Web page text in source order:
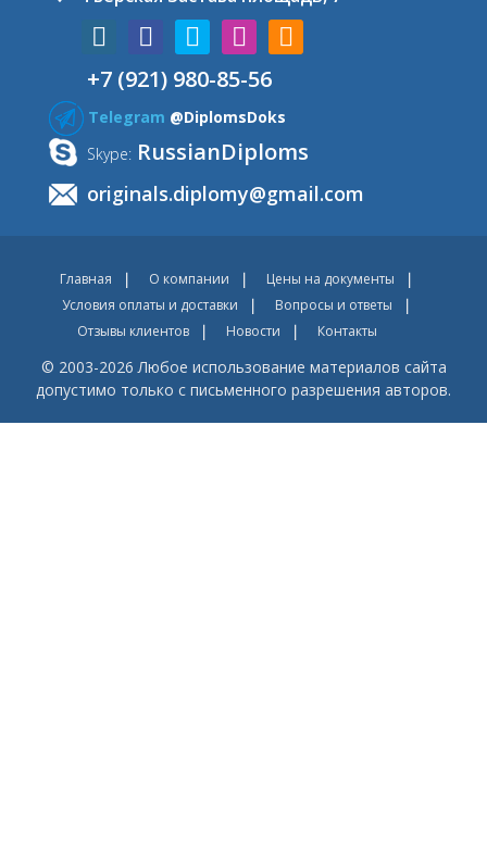
+7 (921) 980-85-56
Telegram @DiplomsDoks
Skype: RussianDiploms
originals.diplomy@gmail.com
Главная О компании
Цены на документы
Условия оплаты и доставки
Вопросы и ответы
Отзывы клиентов
Новости Контакты
© 2003-2026 Любое использование материалов сайта
допустимо только с письменного разрешения авторов.